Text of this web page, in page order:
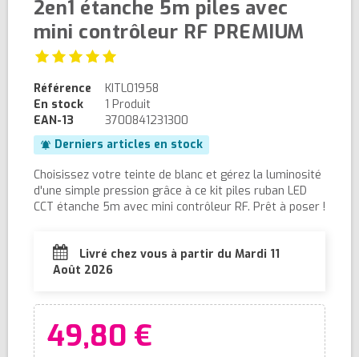
2en1 étanche 5m piles avec
mini contrôleur RF PREMIUM
Référence
KITL01958
En stock
1 Produit
EAN-13
3700841231300
notifications_active Derniers articles en stock
Choisissez votre teinte de blanc et gérez la luminosité
d'une simple pression grâce à ce kit piles ruban LED
CCT étanche 5m avec mini contrôleur RF. Prêt à poser !
Livré chez vous à partir du Mardi 11
Août 2026
49,80 €